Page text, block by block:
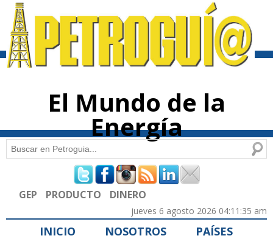
contenido
El Mundo de la
Energía
Formulario de búsqueda
Buscar
GEP PRODUCTO DINERO
jueves 6 agosto 2026 04:11:35 am
INICIO NOSOTROS
PAÍSES